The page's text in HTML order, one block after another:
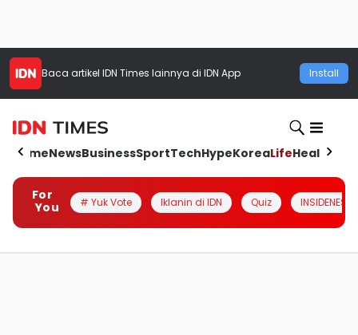
Baca artikel IDN Times lainnya di IDN App Install
HomeNewsBusinessSportTechHypeKoreaLifeHealth
For
You
# Yuk Vote Iklanin di IDN Quiz INSIDENESIA